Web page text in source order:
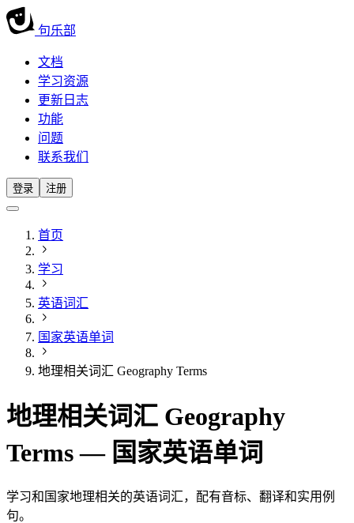
句乐部
文档
学习资源
更新日志
功能
问题
联系我们
登录 注册
首页
学习
英语词汇
国家英语单词
地理相关词汇 Geography Terms
地理相关词汇 Geography
Terms — 国家英语单词
学习和国家地理相关的英语词汇，配有音标、翻译和实用例
句。